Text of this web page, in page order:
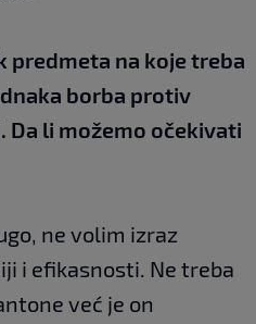
predmeta na koje treba
borba protiv
Da li možemo očekivati
ne volim izraz
i efikasnosti. Ne treba
već je on